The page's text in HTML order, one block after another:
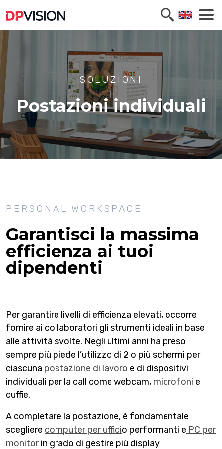
SOLUZIONI
Postazioni individuali
PERSONAL WORKSPACE
Garantisci la massima
efficienza ai tuoi
dipendenti
Per garantire livelli di efficienza elevati, occorre
fornire ai collaboratori gli strumenti ideali in base
alle attività svolte. Negli ultimi anni ha preso
sempre più piede l’utilizzo di 2 o più schermi per
ciascuna postazione di lavoro e di dispositivi
individuali per la call come webcam, microfoni e
cuffie.
A completare la postazione, è fondamentale
scegliere computer per ufficio performanti e PC per
monitorin grado di gestire più display